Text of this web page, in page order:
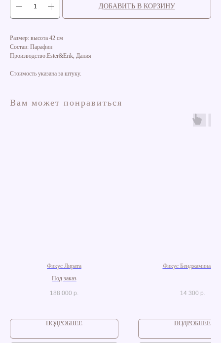
ДОБАВИТЬ В КОРЗИНУ
Размер: высота 42 см
Состав: Парафин
Производство:Ester&Erik, Дания
Стоимость указана за штуку.
Вам может понравиться
Фикус Лирата
Под заказ
188 000 р.
ПОДРОБНЕЕ
Фикус Бенджамина
14 300 р.
ПОДРОБНЕЕ